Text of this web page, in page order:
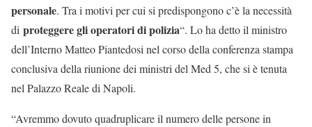
personale. Tra i motivi per cui si predispongono c’è la necessità
di proteggere gli operatori di polizia“. Lo ha detto il ministro
dell’Interno Matteo Piantedosi nel corso della conferenza stampa
conclusiva della riunione dei ministri del Med 5, che si è tenuta
nel Palazzo Reale di Napoli.
“Avremmo dovuto quadruplicare il numero delle persone in